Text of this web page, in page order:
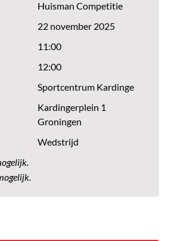
Huisman Competitie
22 november 2025
11:00
12:00
Sportcentrum Kardinge
Kardingerplein 1
Groningen
Wedstrijd